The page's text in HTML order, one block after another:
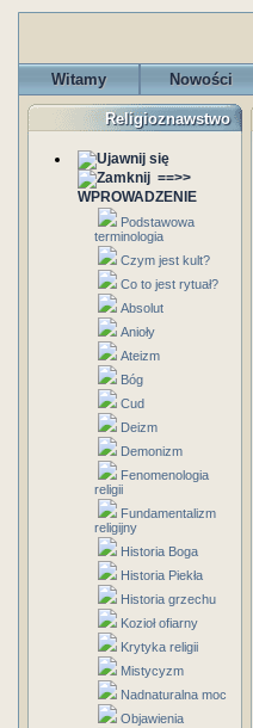
Witamy Nowości
Religioznawstwo
==>>
WPROWADZENIE
Podstawowa
terminologia
Czym jest kult?
Co to jest rytuał?
Absolut
Anioły
Ateizm
Bóg
Cud
Deizm
Demonizm
Fenomenologia
religii
Fundamentalizm
religijny
Historia Boga
Historia Piekła
Historia grzechu
Kozioł ofiarny
Krytyka religii
Mistycyzm
Nadnaturalna moc
Objawienia